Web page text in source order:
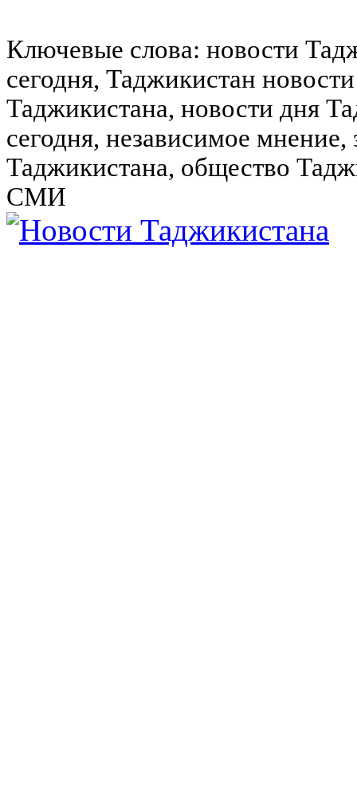
Ключевые слова: новости
сегодня, Таджикистан
Таджикистана, новости дня
сегодня, независимое
Таджикистана, общество
СМИ